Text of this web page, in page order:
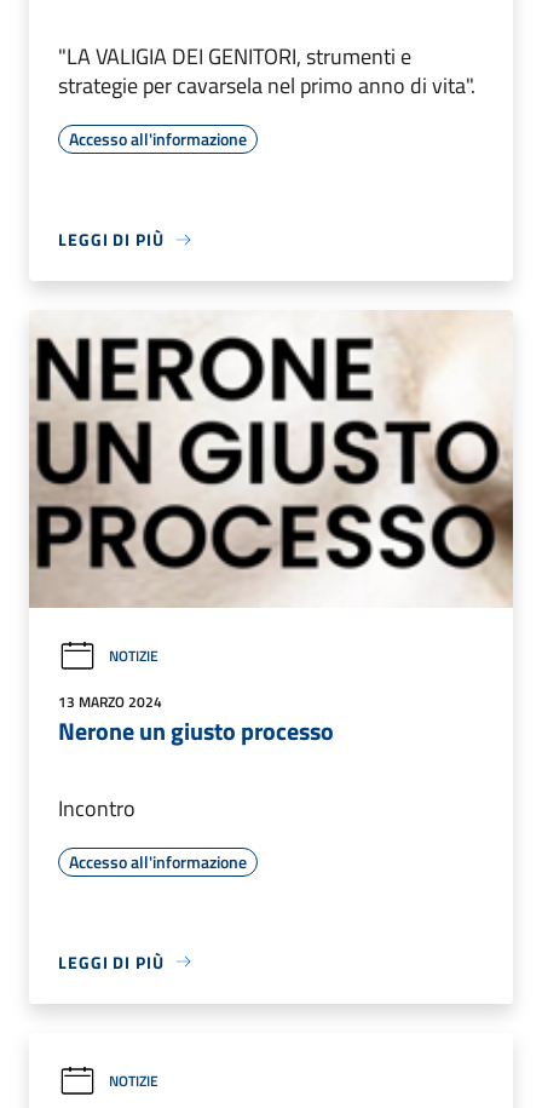
"LA VALIGIA DEI GENITORI, strumenti e
strategie per cavarsela nel primo anno di vita".
Accesso all'informazione
LEGGI DI PIÙ
NOTIZIE
13 MARZO 2024
Nerone un giusto processo
Incontro
Accesso all'informazione
LEGGI DI PIÙ
NOTIZIE